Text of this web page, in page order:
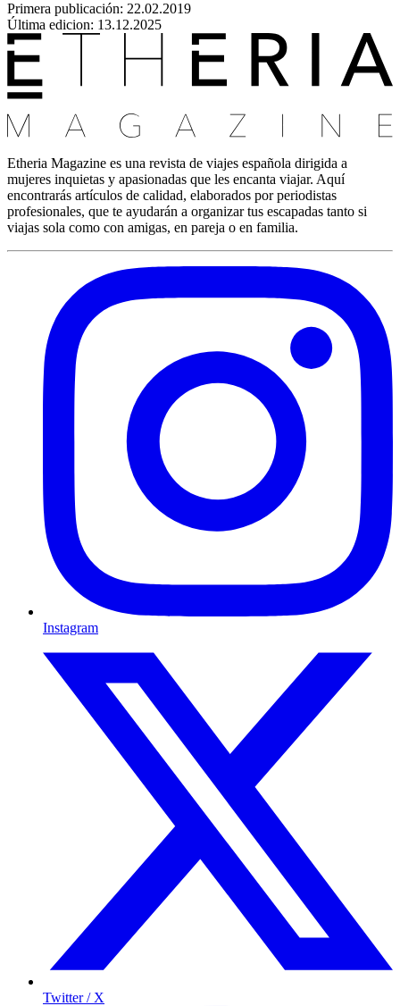
Primera publicación: 22.02.2019
Última edicion: 13.12.2025
Etheria Magazine es una revista de viajes española dirigida a
mujeres inquietas y apasionadas que les encanta viajar. Aquí
encontrarás artículos de calidad, elaborados por periodistas
profesionales, que te ayudarán a organizar tus escapadas tanto si
viajas sola como con amigas, en pareja o en familia.
Instagram
Twitter / X